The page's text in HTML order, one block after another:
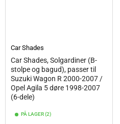
Car Shades
Car Shades, Solgardiner (B-
stolpe og bagud), passer til
Suzuki Wagon R 2000-2007 /
Opel Agila 5 døre 1998-2007
(6-dele)
PÅ LAGER (2)